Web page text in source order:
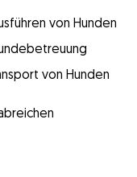
von Hunden
von Hunden